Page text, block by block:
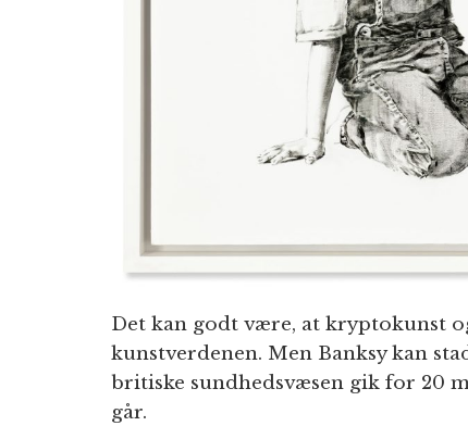
Det kan godt være, at kryptokunst
kunstverdenen. Men Banksy kan
britiske sundhedsvæsen gik for 20
går.